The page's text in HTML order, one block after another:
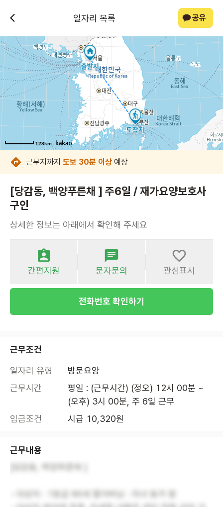
일자리 목록 공유
128km
128km
128km
128km
128km
128km
128km
128km
근무지까지 도보 30분 이상 예상
[당감동, 백양푸른채 ] 주6일 / 재가요양보호사
구인
상세한 정보는 아래에서 확인해 주세요
간편지원 문자문의 관심표시
전화번호 확인하기
근무조건
일자리 유형
방문요양
근무시간
평일 : (근무시간) (정오) 12시 00분 ~
(오후) 3시 00분, 주 6일 근무
임금조건
시급 10,320원
근무내용